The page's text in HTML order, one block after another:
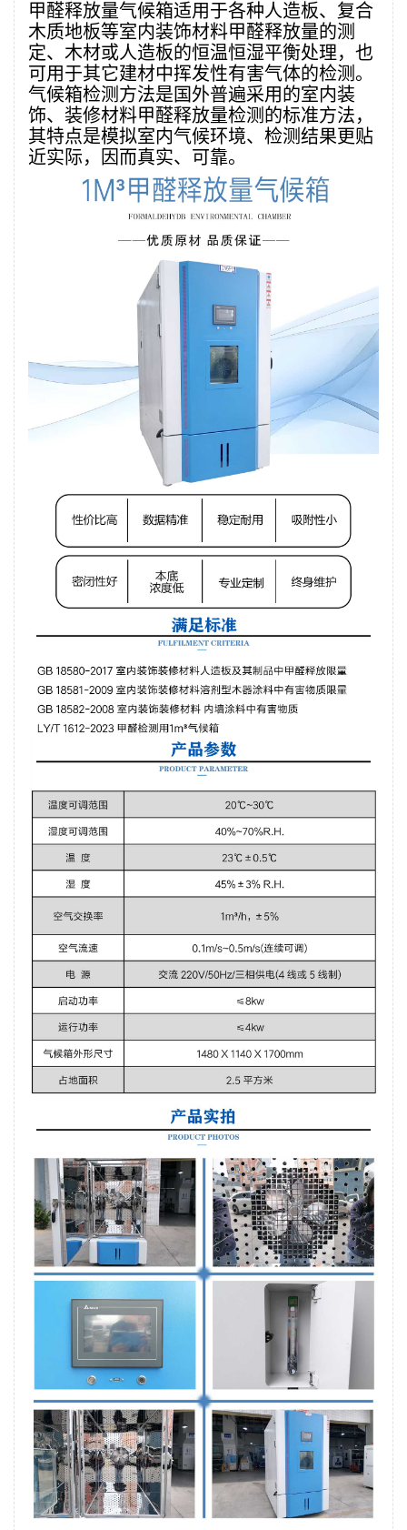
甲醛释放量气候箱适用于各种人造板、复合
木质地板等室内装饰材料甲醛释放量的测
定、木材或人造板的恒温恒湿平衡处理，也
可用于其它建材中挥发性有害气体的检测。
气候箱检测方法是国外普遍采用的室内装
饰、装修材料甲醛释放量检测的标准方法，
其特点是模拟室内气候环境、检测结果更贴
近实际，因而真实、可靠。